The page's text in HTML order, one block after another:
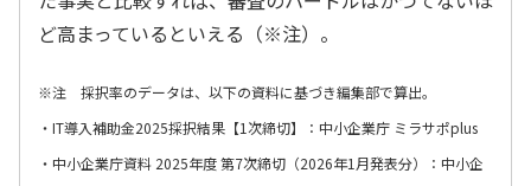
ど高まっているといえる（※注）。
※注 採択率のデータは、以下の資料に基づき編集部で算出。
・ IT導入補助金2025採択結果【1次締切】：中小企業庁 ミラサポplus
・ 中小企業庁資料 2025年度 第7次締切（2026年1月発表分）：中小企